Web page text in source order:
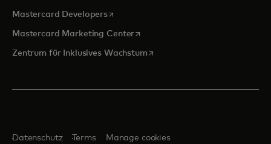
Mastercard Developerswird in einer neuen Registerkarte
Mastercard Marketing Centerwird in einer neuen
Zentrum für Inklusives Wachstumwird in einer neuen
Datenschutz Terms Manage cookies